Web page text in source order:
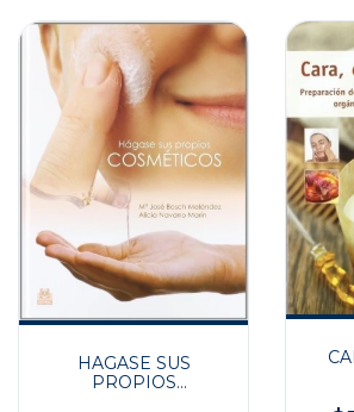
HAGASE SUS
PROPIOS